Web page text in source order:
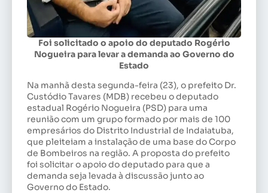
Foi solicitado o apoio do deputado Rogério
Nogueira para levar a demanda ao Governo do
Estado
Na manhã desta segunda-feira (23), o prefeito Dr.
Custódio Tavares (MDB) recebeu o deputado
estadual Rogério Nogueira (PSD) para uma
reunião com um grupo formado por mais de 100
empresários do Distrito Industrial de Indaiatuba,
que pleiteiam a instalação de uma base do Corpo
de Bombeiros na região. A proposta do prefeito
foi solicitar o apoio do deputado para que a
demanda seja levada à discussão junto ao
Governo do Estado.